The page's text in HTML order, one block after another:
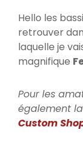
Hello les
retrouver
laquelle je
magnifique
Pour les
également la
Custom